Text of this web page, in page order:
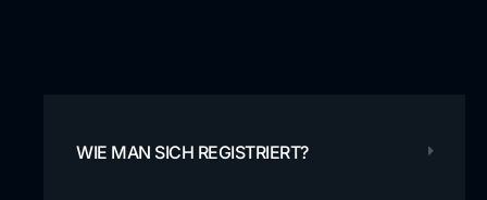
WIE MAN SICH REGISTRIERT?